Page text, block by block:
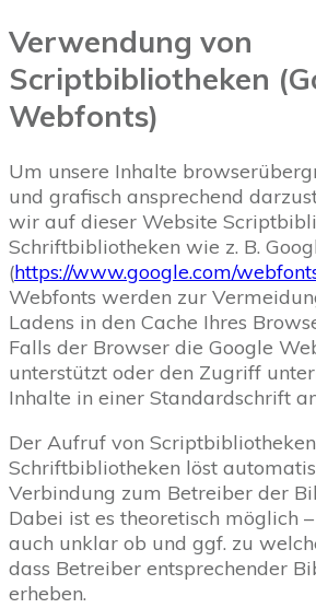
Verwendung von
Scriptbibliotheken
Webfonts)
Um unsere Inhalte
und grafisch ansprechend
wir auf dieser Website
Schriftbibliotheken wie z. B.
(https://www.google.com/
Webfonts werden zur
Ladens in den Cache Ihres
Falls der Browser die Google
unterstützt oder den Zugriff
Inhalte in einer Standardschrift
Der Aufruf von
Schriftbibliotheken löst
Verbindung zum Betreiber der
Dabei ist es theoretisch möglich
auch unklar ob und ggf. zu
dass Betreiber entsprechender
erheben.